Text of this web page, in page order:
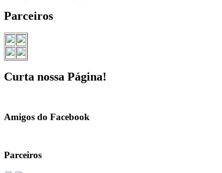
Parceiros
Curta nossa Página!
Amigos do Facebook
Parceiros